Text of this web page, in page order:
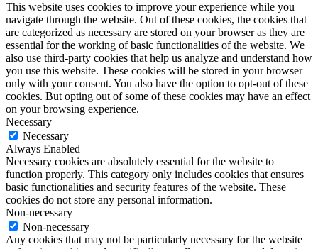
This website uses cookies to improve your experience while you
navigate through the website. Out of these cookies, the cookies that
are categorized as necessary are stored on your browser as they are
essential for the working of basic functionalities of the website. We
also use third-party cookies that help us analyze and understand how
you use this website. These cookies will be stored in your browser
only with your consent. You also have the option to opt-out of these
cookies. But opting out of some of these cookies may have an effect
on your browsing experience.
Necessary
Necessary
Always Enabled
Necessary cookies are absolutely essential for the website to
function properly. This category only includes cookies that ensures
basic functionalities and security features of the website. These
cookies do not store any personal information.
Non-necessary
Non-necessary
Any cookies that may not be particularly necessary for the website